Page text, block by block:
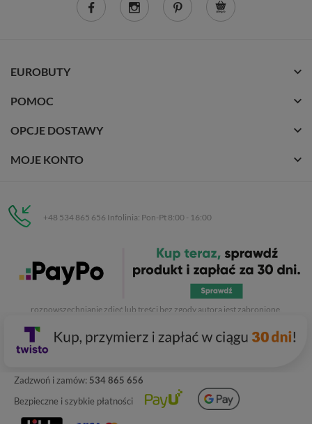
Zadzwoń i zamów: 534 865 656
Bezpieczne i szybkie płatności
EUROBUTY
POMOC
OPCJE DOSTAWY
MOJE KONTO
+48 534 865 656 Infolinia: Pon-Pt 8:00 - 16:00
C.H. Respan, Rejtana 53a/250
35-326 Rzeszów
. Kopiowanie, przetwarzanie,
rozpowszechnianie zdjęć lub treści bez zgody autora jest zabronione.